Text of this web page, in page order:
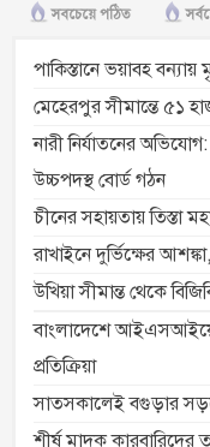
সবচেয়ে পঠিত
পাকিস্তানে ভয়াবহ
মেহেরপুর সীমান্তে ৫১
নারী নির্যাতনের
উচ্চপদস্থ বোর্ড গঠন
চীনের সহায়তায় তিস্তা
রাখাইনে দুর্ভিক্ষের
উখিয়া সীমান্ত থেকে
বাংলাদেশে
প্রতিক্রিয়া
সাতসকালেই বগুড়ার
শীর্ষ মাদক